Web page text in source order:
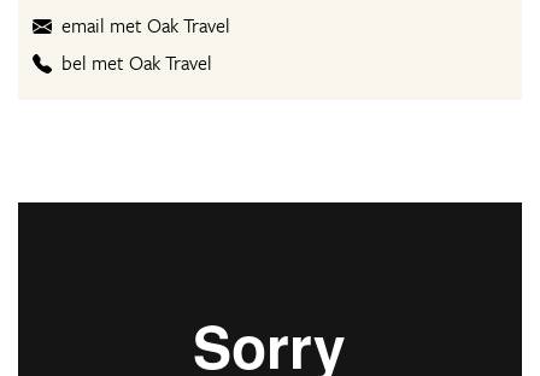
email met Oak Travel
bel met Oak Travel